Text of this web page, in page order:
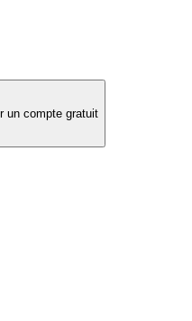
un compte gratuit